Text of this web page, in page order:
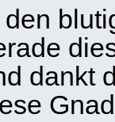
den
dankt